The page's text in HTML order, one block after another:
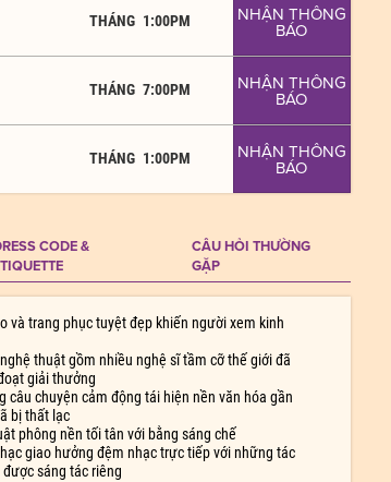
THÁNG 1:00PM NHẬN THÔNG
BÁO
THÁNG 7:00PM NHẬN THÔNG
BÁO
THÁNG 1:00PM NHẬN THÔNG
BÁO
CODE &
CÂU HỎI THƯỜNG
GẶP
và trang phục tuyệt đẹp khiến người xem kinh
thuật gồm nhiều nghệ sĩ tầm cỡ thế giới đã
giải thưởng
câu chuyện cảm động tái hiện nền văn hóa gần
bị thất lạc
phông nền tối tân với bằng sáng chế
giao hưởng đệm nhạc trực tiếp với những tác
sáng tác riêng